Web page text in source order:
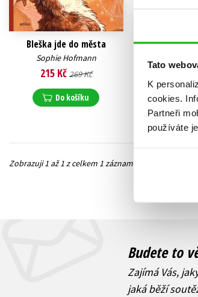
Tato
K
cookies.
Partneři
používáte
Bleška jde do města
Sophie Hofmann
215 Kč 269 Kč
Do košíku
Zobrazuji 1 až 1 z celkem 1 záznamů
Budete to
Zajímá Vás,
jaká běží